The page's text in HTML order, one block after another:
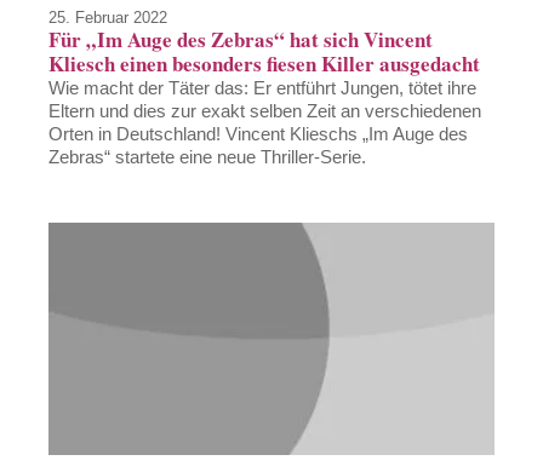
25. Februar 2022
Für „Im Auge des Zebras“ hat sich Vincent
Kliesch einen besonders fiesen Killer ausgedacht
Wie macht der Täter das: Er entführt Jungen, tötet ihre
Eltern und dies zur exakt selben Zeit an verschiedenen
Orten in Deutschland! Vincent Klieschs „Im Auge des
Zebras“ startete eine neue Thriller-Serie.